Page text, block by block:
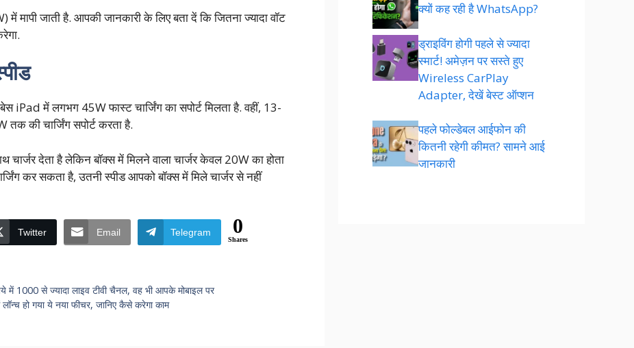
मापी जाती है. आपकी जानकारी के लिए बता दें कि जितना ज्यादा वॉट
iPad में लगभग 45W फास्ट चार्जिंग का सपोर्ट मिलता है. वहीं, 13-
की चार्जिंग सपोर्ट करता है.
देता है लेकिन बॉक्स में मिलने वाला चार्जर केवल 20W का होता
कर सकता है, उतनी स्पीड आपको बॉक्स में मिले चार्जर से नहीं
Twitter Email Telegram 0
Shares
1000 से ज्यादा लाइव टीवी चैनल, वह भी आपके मोबाइल पर
हो गया ये नया फीचर, जानिए कैसे करेगा काम
क्यों कह रही है WhatsApp?
ड्राइविंग होगी पहले से ज्यादा
स्मार्ट! अमेज़न पर सस्ते हुए
Wireless CarPlay
Adapter, देखें बेस्ट ऑप्शन
पहले फोल्डेबल आईफोन की
कितनी रहेगी कीमत? सामने आई
जानकारी